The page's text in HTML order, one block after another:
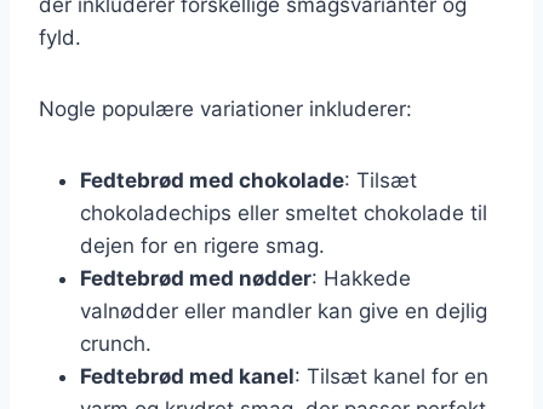
fyld.
Nogle populære variationer inkluderer:
Fedtebrød med chokolade: Tilsæt
chokoladechips eller smeltet chokolade til
dejen for en rigere smag.
Fedtebrød med nødder: Hakkede
valnødder eller mandler kan give en dejlig
crunch.
Fedtebrød med kanel: Tilsæt kanel for en